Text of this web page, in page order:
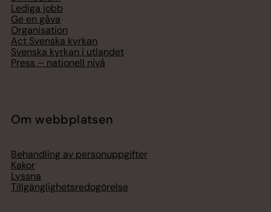
Lediga jobb
Ge en gåva
Organisation
Act Svenska kyrkan
Svenska kyrkan i utlandet
Press – nationell nivå
Om webbplatsen
Behandling av personuppgifter
Kakor
Lyssna
Tillgänglighetsredogörelse